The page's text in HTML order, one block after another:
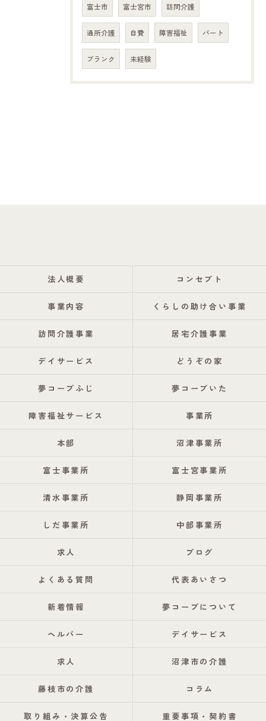
富士市 富士宮市 訪問介護
通所介護 自費 障害福祉 パート
ブランク 未経験
法人概要 コンセプト
事業内容 くらしの助け合い事業
訪問介護事業 居宅介護事業
デイサービス どうぞの家
夢コープふじ 夢コープいた
障害福祉サービス 事業所
本部 沼津事業所
富士事業所 富士宮事業所
清水事業所 静岡事業所
しだ事業所 中部事業所
求人 ブログ
よくある質問 代表あいさつ
新着情報 夢コープについて
ヘルパー デイサービス
求人 沼津市の介護
藤枝市の介護 コラム
取り組み・決算公告 重要事項・契約書